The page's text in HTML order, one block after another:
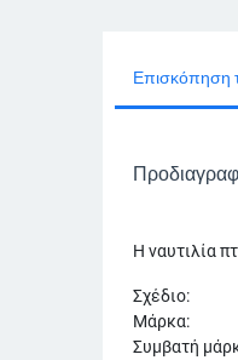
Επισκόπηση
Η ναυτιλία
Σχέδιο:
Μάρκα:
Συμβατή